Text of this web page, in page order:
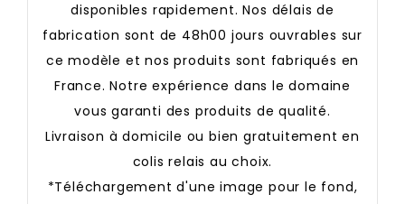
disponibles rapidement. Nos délais de
fabrication sont de 48h00 jours ouvrables sur
ce modèle et nos produits sont fabriqués en
France. Notre expérience dans le domaine
vous garanti des produits de qualité.
Livraison à domicile ou bien gratuitement en
colis relais au choix.
*Téléchargement d'une image pour le fond,